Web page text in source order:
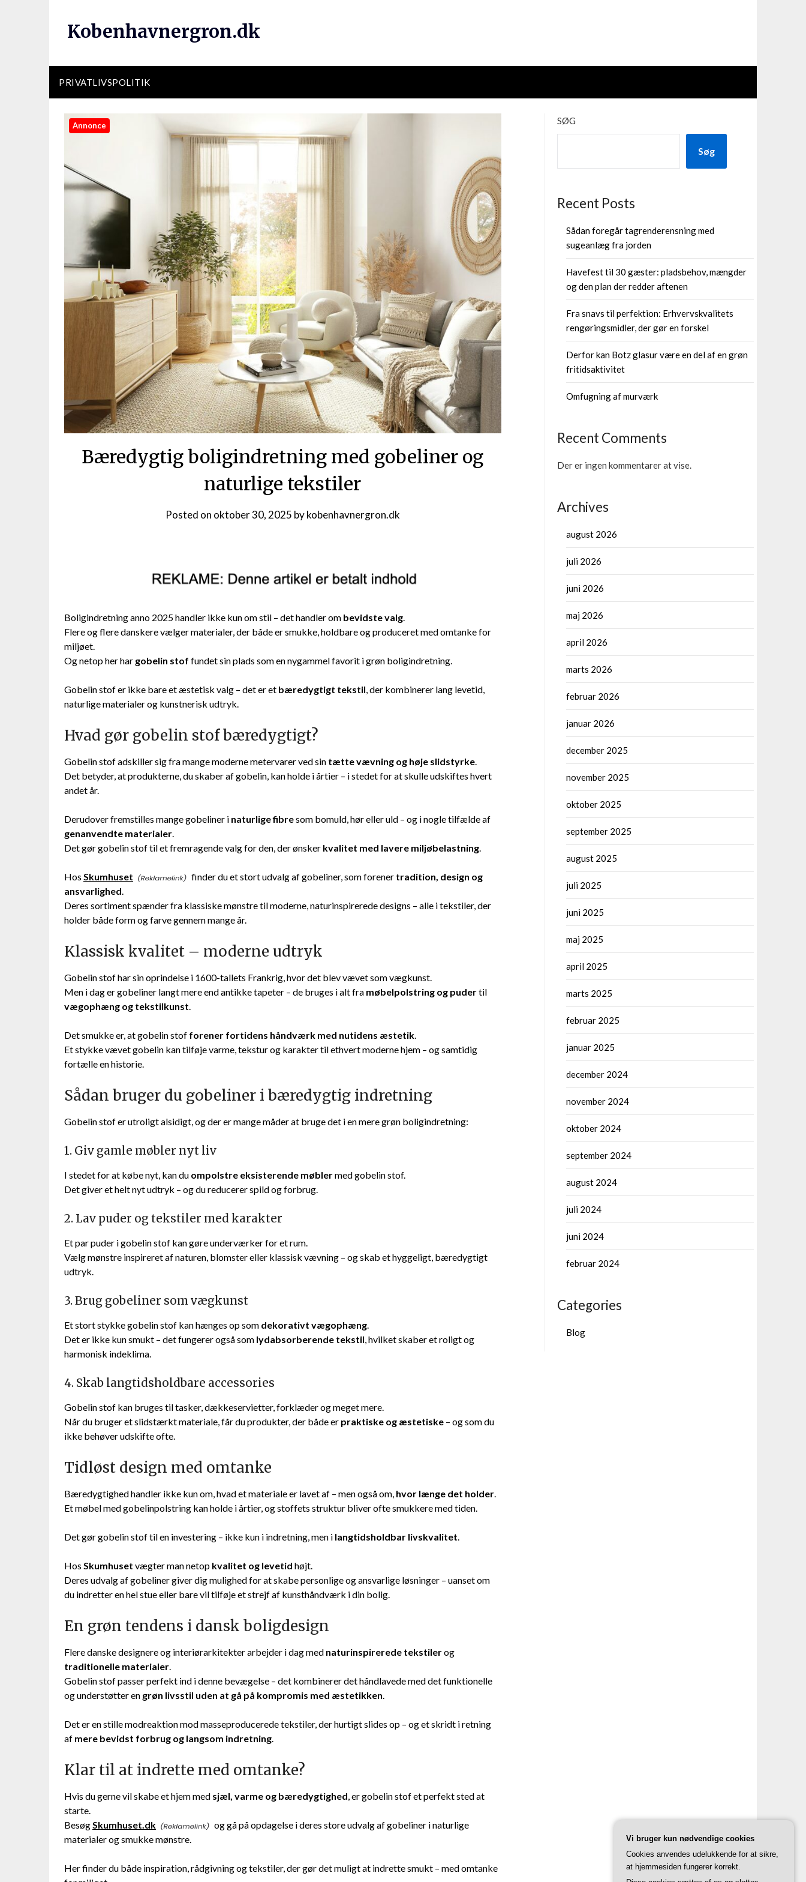
Kobenhavnergron.dk
PRIVATLIVSPOLITIK
Annonce
Bæredygtig boligindretning med gobeliner og
naturlige tekstiler
Posted on oktober 30, 2025 bykobenhavnergron.dk
Boligindretning anno 2025 handler ikke kun om stil – det handler om bevidste valg.
Flere og flere danskere vælger materialer, der både er smukke, holdbare og produceret med omtanke for
miljøet.
Og netop her har gobelin stof fundet sin plads som en nygammel favorit i grøn boligindretning.
Gobelin stof er ikke bare et æstetisk valg – det er et bæredygtigt tekstil, der kombinerer lang levetid,
naturlige materialer og kunstnerisk udtryk.
Hvad gør gobelin stof bæredygtigt?
Gobelin stof adskiller sig fra mange moderne metervarer ved sin tætte vævning og høje slidstyrke.
Det betyder, at produkterne, du skaber af gobelin, kan holde i årtier – i stedet for at skulle udskiftes hvert
andet år.
Derudover fremstilles mange gobeliner i naturlige fibresom bomuld, hør eller uld – og i nogle tilfælde af
genanvendte materialer.
Det gør gobelin stof til et fremragende valg for den, der ønsker kvalitet med lavere miljøbelastning.
Hos Skumhuset finder du et stort udvalg af gobeliner, som forener tradition, design og
ansvarlighed.
Deres sortiment spænder fra klassiske mønstre til moderne, naturinspirerede designs – alle i tekstiler, der
holder både form og farve gennem mange år.
Klassisk kvalitet – moderne udtryk
Gobelin stof har sin oprindelse i 1600-tallets Frankrig, hvor det blev vævet som vægkunst.
Men i dag er gobeliner langt mere end antikke tapeter – de bruges i alt fra møbelpolstring og pudertil
vægophæng og tekstilkunst.
Det smukke er, at gobelin stof forener fortidens håndværk med nutidens æstetik.
Et stykke vævet gobelin kan tilføje varme, tekstur og karakter til ethvert moderne hjem – og samtidig
fortælle en historie.
Sådan bruger du gobeliner i bæredygtig indretning
Gobelin stof er utroligt alsidigt, og der er mange måder at bruge det i en mere grøn boligindretning:
1. Giv gamle møbler nyt liv
I stedet for at købe nyt, kan du ompolstre eksisterende møblermed gobelin stof.
Det giver et helt nyt udtryk – og du reducerer spild og forbrug.
2. Lav puder og tekstiler med karakter
Et par puder i gobelin stof kan gøre underværker for et rum.
Vælg mønstre inspireret af naturen, blomster eller klassisk vævning – og skab et hyggeligt, bæredygtigt
udtryk.
3. Brug gobeliner som vægkunst
Et stort stykke gobelin stof kan hænges op som dekorativt vægophæng.
Det er ikke kun smukt – det fungerer også som lydabsorberende tekstil, hvilket skaber et roligt og
harmonisk indeklima.
4. Skab langtidsholdbare accessories
Gobelin stof kan bruges til tasker, dækkeservietter, forklæder og meget mere.
Når du bruger et slidstærkt materiale, får du produkter, der både er praktiske og æstetiske – og som du
ikke behøver udskifte ofte.
Tidløst design med omtanke
Bæredygtighed handler ikke kun om, hvad et materiale er lavet af – men også om, hvor længe det holder.
Et møbel med gobelinpolstring kan holde i årtier, og stoffets struktur bliver ofte smukkere med tiden.
Det gør gobelin stof til en investering – ikke kun i indretning, men i langtidsholdbar livskvalitet.
Hos Skumhuset vægter man netop kvalitet og levetid højt.
Deres udvalg af gobeliner giver dig mulighed for at skabe personlige og ansvarlige løsninger – uanset om
du indretter en hel stue eller bare vil tilføje et strejf af kunsthåndværk i din bolig.
En grøn tendens i dansk boligdesign
Flere danske designere og interiørarkitekter arbejder i dag med naturinspirerede tekstilerog
traditionelle materialer.
Gobelin stof passer perfekt ind i denne bevægelse – det kombinerer det håndlavede med det funktionelle
og understøtter en grøn livsstil uden at gå på kompromis med æstetikken.
Det er en stille modreaktion mod masseproducerede tekstiler, der hurtigt slides op – og et skridt i retning
af mere bevidst forbrug og langsom indretning.
Klar til at indrette med omtanke?
Hvis du gerne vil skabe et hjem med sjæl, varme og bæredygtighed, er gobelin stof et perfekt sted at
starte.
BesøgSkumhuset.dk
og gå på opdagelse i deres store udvalg af gobeliner i naturlige
materialer og smukke mønstre.
Her finder du både inspiration, rådgivning og tekstiler, der gør det muligt at indrette smukt – med omtanke
SØG
Søg
Recent Posts
Sådan foregår tagrenderensning med
sugeanlæg fra jorden
Havefest til 30 gæster: pladsbehov, mængder
og den plan der redder aftenen
Fra snavs til perfektion: Erhvervskvalitets
rengøringsmidler, der gør en forskel
Derfor kan Botz glasur være en del af en grøn
fritidsaktivitet
Omfugning af murværk
Recent Comments
Der er ingen kommentarer at vise.
Archives
august 2026
juli 2026
juni 2026
maj 2026
april 2026
marts 2026
februar 2026
januar 2026
december 2025
november 2025
oktober 2025
september 2025
august 2025
juli 2025
juni 2025
maj 2025
april 2025
marts 2025
februar 2025
januar 2025
december 2024
november 2024
oktober 2024
september 2024
august 2024
juli 2024
juni 2024
februar 2024
Categories
Blog
Vi bruger kun nødvendige cookies
Cookies anvendes udelukkende for at sikre,
at hjemmesiden fungerer korrekt.